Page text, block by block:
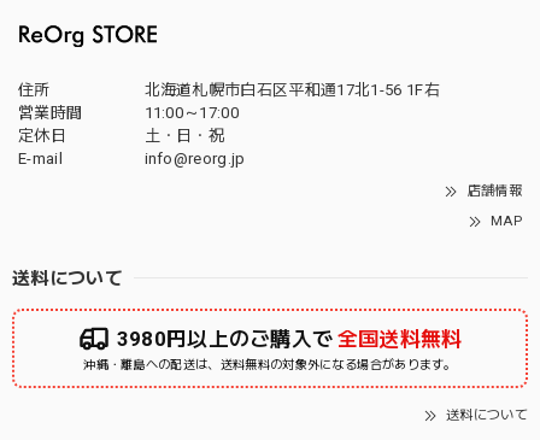
住所
北海道札幌市白石区平和通17北1-56 1F右
営業時間
11:00～17:00
定休日
土・日・祝
E-mail
info@reorg.jp
店舗情報
MAP
送料について
3980円以上のご購入で 全国送料無料
沖縄・離島への配送は、送料無料の対象外になる場合があります。
送料について